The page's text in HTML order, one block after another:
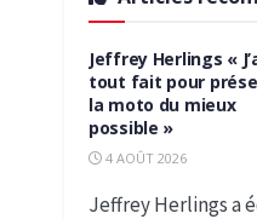
Jeffrey Herlings «
tout fait pour
la moto du mieux
possible »
4 AOÛT 2026
Jeffrey Herlings a